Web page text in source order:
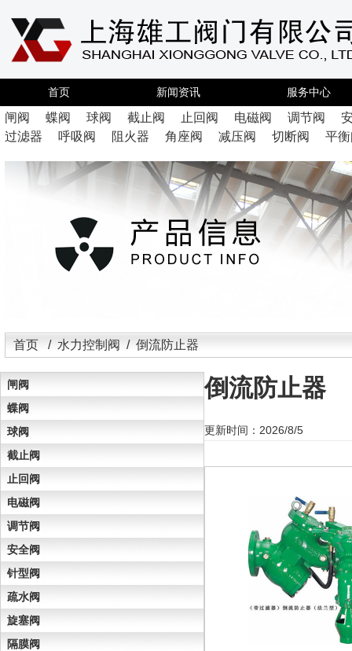
首页 新闻资讯 服务中心
闸阀 蝶阀 球阀 截止阀 止回阀 电磁阀 调节阀
过滤器
呼吸阀 阻火器 角座阀 减压阀 切断阀 平
首页 / 水力控制阀 / 倒流防止器
闸阀
蝶阀
球阀
截止阀
止回阀
电磁阀
调节阀
安全阀
针型阀
疏水阀
旋塞阀
隔膜阀
倒流防止器
更新时间：2026/8/5